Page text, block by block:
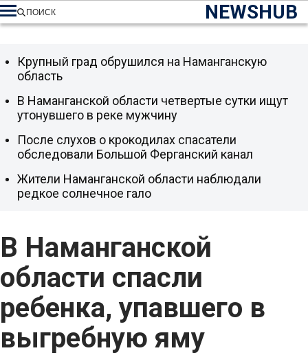
NEWSHUB
ПОИСК
В Наманганской
области спасли
ребенка, упавшего в
выгребную яму
Крупный град обрушился на Наманганскую
область
В Наманганской области четвертые сутки ищут
утонувшего в реке мужчину
После слухов о крокодилах спасатели
обследовали Большой Ферганский канал
Жители Наманганской области наблюдали
редкое солнечное гало